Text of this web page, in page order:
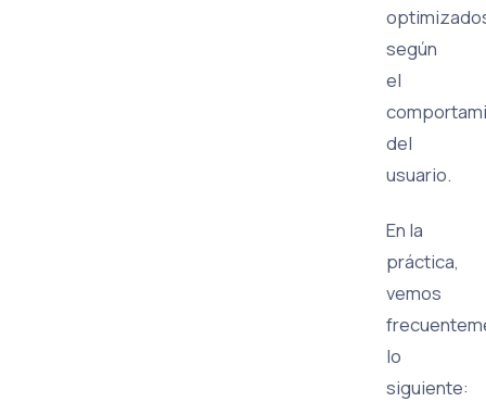
según
el
del
usuario.
En la
práctica,
vemos
lo
siguiente: